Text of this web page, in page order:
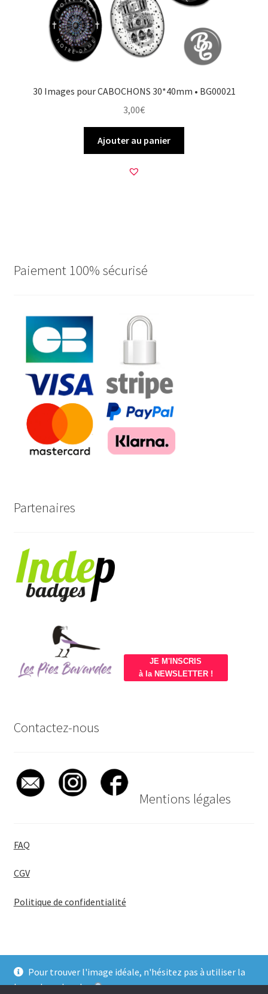
Pour trouver l'image idéale, n'hésitez pas à utiliser la
barre de recherche
30 Images pour CABOCHONS 30*40mm • BG00021
3,00€
Ajouter au panier
Paiement 100% sécurisé
Partenaires
JE M'INSCRIS
à la NEWSLETTER !
Contactez-nous
Mentions légales
FAQ
CGV
Politique de confidentialité
© BadgeGirl® 2026